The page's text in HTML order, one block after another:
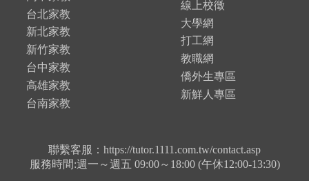
台北家教
新北家教
新竹家教
台中家教
高雄家教
台南家教
線上校徵
大學網
打工網
教職網
僑外生專區
新鮮人專區
聯繫客服：https://tutor.1111.com.tw/contact.asp
服務時間:週一～週五 09:00～18:00 (午休12:00-13:30)